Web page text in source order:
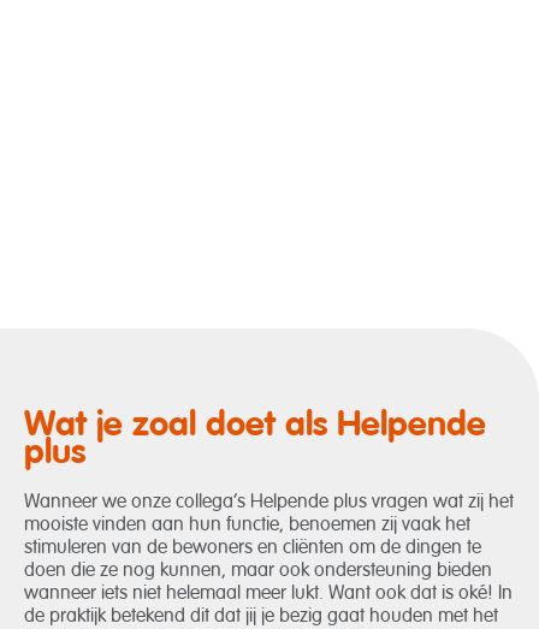
Wat je zoal doet als Helpende
plus
Wanneer we onze collega’s Helpende plus vragen wat zij het
mooiste vinden aan hun functie, benoemen zij vaak het
stimuleren van de bewoners en cliënten om de dingen te
doen die ze nog kunnen, maar ook ondersteuning bieden
wanneer iets niet helemaal meer lukt. Want ook dat is oké! In
de praktijk betekend dit dat jij je bezig gaat houden met het